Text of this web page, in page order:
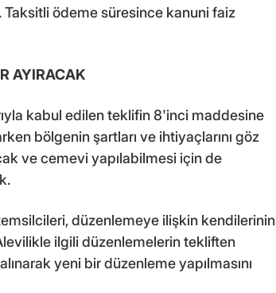
Taksitli ödeme süresince kanuni faiz
AYIRACAK
kabul edilen teklifin 8'inci maddesine
bölgenin şartları ve ihtiyaçlarını göz
ve cemevi yapılabilmesi için de
düzenlemeye ilişkin kendilerinin
ilgili düzenlemelerin tekliften
yeni bir düzenleme yapılmasını